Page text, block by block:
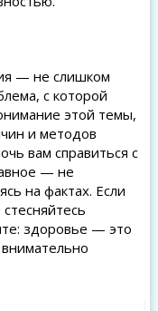
— не слишком
с которой
этой темы,
и методов
вам справиться с
— не
на фактах. Если
здоровье — это